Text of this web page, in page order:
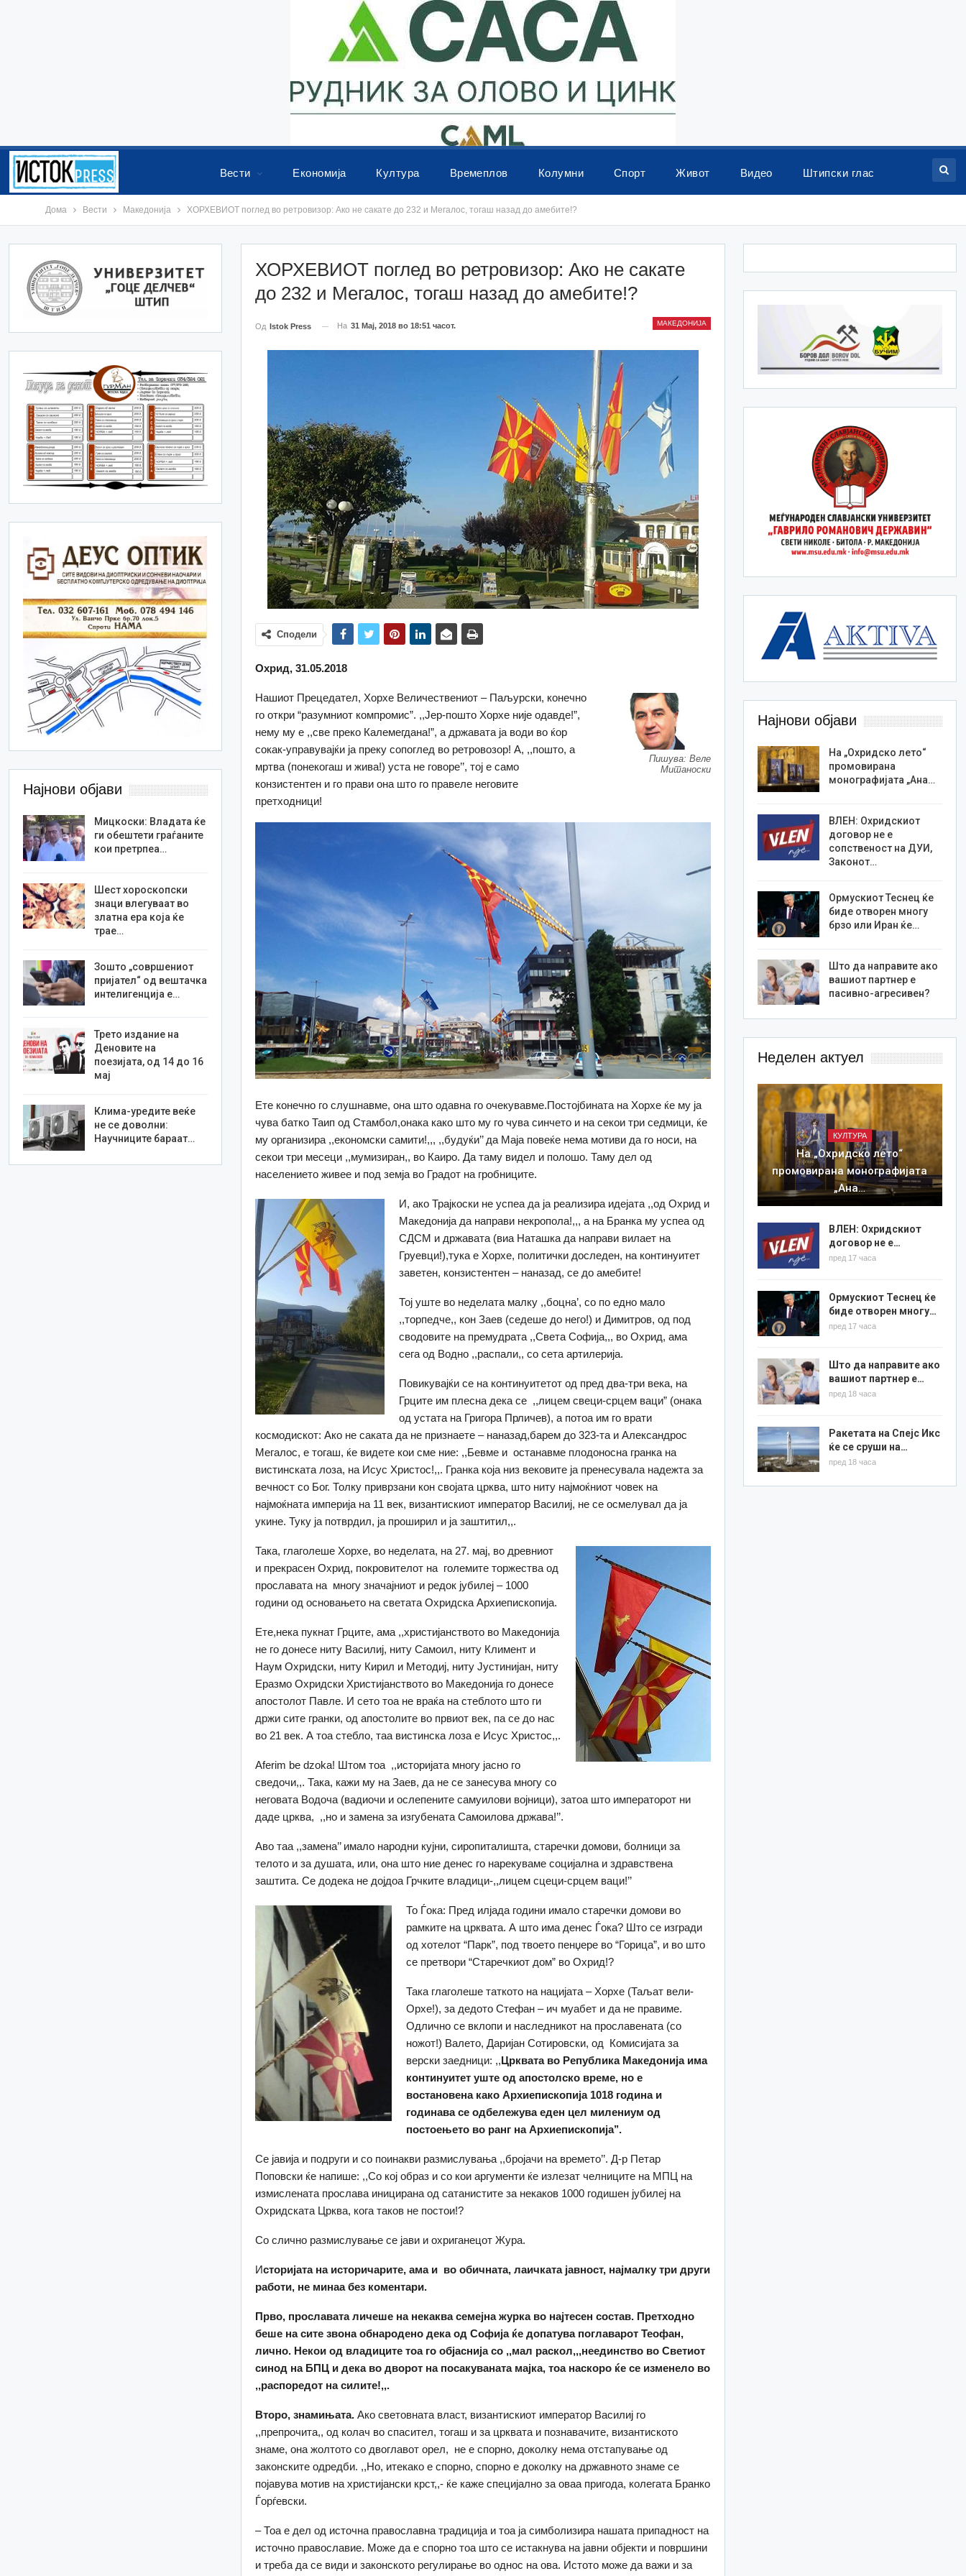
Вести Економија Култура Времеплов Колумни Спорт Живот Видео Штипски глас
Дома Вести Македонија ХОРХЕВИОТ поглед во ретровизор: Ако не сакате до 232 и Мегалос, тогаш назад до амебите!?
ХОРХЕВИОТ поглед во ретровизор: Ако не сакате
до 232 и Мегалос, тогаш назад до амебите!?
МАКЕДОНИЈА
Од Istok Press На 31 Мај, 2018 во 18:51 часот.
Сподели
Oхрид, 31.05.2018
Пишува: Веле
Митаноски
Нашиот Прецедател, Хорхе Величествениот – Паљурски, конечно
го откри “разумниот компромис”. ,,Јер-пошто Хорхе није одавде!”,
нему му е ,,све преко Калемегдана!”, а државата ја води во ќор
сокак-управувајќи ја преку сопоглед во ретровозор! А, ,,пошто, а
мртва (понекогаш и жива!) уста не говоре’’, тој е само
конзистентен и го прави она што го правеле неговите
претходници!
Ете конечно го слушнавме, она што одавна го очекувавме.Постојбината на Хорхе ќе му ја
чува батко Таип од Стамбол,онака како што му го чува синчето и на секои три седмици, ќе
му организира ,,економски самити!,,, ,,будуќи’’ да Маја повеќе нема мотиви да го носи, на
секои три месеци ,,мумизиран,, во Каиро. Да таму видел и полошо. Таму дел од
населението живее и под земја во Градот на гробниците.
И, ако Трајкоски не успеа да ја реализира идејата ,,од Охрид и
Македонија да направи некропола!,,, а на Бранка му успеа од
СДСМ и државата (виа Наташка да направи вилает на
Груевци!),тука е Хорхе, политички доследен, на континуитет
заветен, конзистентен – наназад, се до амебите!
Тој уште во неделата малку ,,боцна’, со по едно мало
,,торпедче,, кон Заев (седеше до него!) и Димитров, од под
сводовите на премудрата ,,Света Софија,,, во Охрид, ама
сега од Водно ,,распали,, со сета артилерија.
Повикувајќи се на континуитетот од пред два-три века, на
Грците им плесна дека се ,,лицем свеци-срцем ваци” (онака
од устата на Григора Прличев), а потоа им го врати
космодискот: Ако не саката да не признаете – наназад,барем до 323-та и Александрос
Мегалос, е тогаш, ќе видете кои сме ние: ,,Бевме и останавме плодоносна гранка на
вистинската лоза, на Исус Христос!,,. Гранка која низ вековите ја пренесувала надежта за
вечност со Бог. Толку приврзани кон својата црква, што ниту најмоќниот човек на
најмоќната империја на 11 век, византискиот император Василиј, не се осмелувал да ја
укине. Туку ја потврдил, ја проширил и ја заштитил,,.
Така, глаголеше Хорхе, во неделата, на 27. мај, во древниот
и прекрасен Охрид, покровителот на големите торжества од
прославата на многу значајниот и редок јубилеј – 1000
години од основањето на светата Охридска Архиепископија.
Ете,нека пукнат Грците, ама ,,христијанството во Македонија
не го донесе ниту Василиј, ниту Самоил, ниту Климент и
Наум Охридски, ниту Кирил и Методиј, ниту Јустинијан, ниту
Еразмо Охридски Христијанството во Македонија го донесе
апостолот Павле. И сето тоа не враќа на стеблото што ги
држи сите гранки, од апостолите во првиот век, па се до нас
во 21 век. А тоа стебло, таа вистинска лоза е Исус Христос,,.
Aferim be dzoka! Штом тоа ,,историјата многу јасно го
сведочи,,. Така, кажи му на Заев, да не се занесува многу со
неговата Водоча (вадиочи и ослепените самуилови војници), затоа што императорот ни
даде црква, ,,но и замена за изгубената Самоилова држава!’’.
Аво таа ,,замена’’ имало народни кујни, сиропиталишта, старечки домови, болници за
телото и за душата, или, она што ние денес го нарекуваме социјална и здравствена
заштита. Се додека не дојдоа Грчките владици-,,лицем сцеци-срцем ваци!’’
То Ѓока: Пред илјада години имало старечки домови во
рамките на црквата. А што има денес Ѓока? Што се изгради
од хотелот “Парк”, под твоето пенџере во “Горица”, и во што
се претвори “Старечкиот дом” во Охрид!?
Така глаголеше таткото на нацијата – Хорхе (Таљат вели-
Орхе!), за дедото Стефан – ич муабет и да не правиме.
Oдлично се вклопи и наследникот на прославената (со
ножот!) Валето, Даријан Сотировски, од Комисијата за
верски заедници: ,,Црквата во Република Македонија има
континуитет уште од апостолско време, но е
востановена како Архиепископија 1018 година и
годинава се одбележува еден цел милениум од
постоењето во ранг на Архиепископијa’’.
Се јавија и подруги и со поинакви размислувања ,,бројачи на времетo’’. Д-р Петар
Поповски ќе напише: ,,Со кој образ и со кои аргументи ќе излезат челниците на МПЦ на
измислената прослава иницирана од сатанистите за некаков 1000 годишен јубилеј на
Охридската Црква, кога таков не постои!?
Со слично размислување се јави и охриганецот Жура.
Историјата на историчарите, ама и во обичната, лаичката јавност, најмалку три други
работи, не минаа без коментари.
Прво, прославата личеше на некаква семејна журка во најтесен состав. Претходно
беше на сите звона обнародено дека од Софија ќе допатува поглаварот Теофан,
лично. Некои од владиците тоа го објаснија со ,,мал раскол,,,неединство во Светиот
синод на БПЦ и дека во дворот на посакуваната мајка, тоа наскоро ќе се изменело во
,,распоредот на силите!,,.
Второ, знамињата. Ако световната власт, византискиот император Василиј го
,,препрочита,, од колач во спасител, тогаш и за црквата и познавачите, византиското
знаме, она жолтото со двоглавот орел, не е спорно, доколку нема отстапување од
законските одредби. ,,Но, итекако е спорно, спорно е доколку на државното знаме се
појавува мотив на христијански крст,,- ќе каже специјално за оваа пригода, колегата Бранко
Ѓорѓевски.
– Тоа е дел од источна православна традиција и тоа ја симболизира нашата припадност на
источно православие. Може да е спорно тоа што се истакнува на јавни објекти и површини
и треба да се види и законското регулирање во однос на ова. Истото може да важи и за
Најнови објави
На „Охридско лето“
промовирана
монографијата „Ана…
ВЛЕН: Охридскиот
договор не е
сопственост на ДУИ,
Законот…
Ормускиот Теснец ќе
биде отворен многу
брзо или Иран ќе…
Што да направите ако
вашиот партнер е
пасивно-агресивен?
Неделен актуел
КУЛТУРА
На „Охридско лето“
промовирана монографијата
„Ана…
ВЛЕН: Охридскиот
договор не е…
пред 17 часа
Ормускиот Теснец ќе
биде отворен многу…
пред 17 часа
Што да направите ако
вашиот партнер е…
пред 18 часа
Ракетата на Спејс Икс
ќе се сруши на…
пред 18 часа
Најнови објави
Мицкоски: Владата ќе
ги обештети граѓаните
кои претрпеа…
Шест хороскопски
знаци влегуваат во
златна ера која ќе
трае…
Зошто „совршениот
пријател“ од вештачка
интелигенција е…
Трето издание на
Деновите на
поезијата, од 14 до 16
мај
Клима-уредите веќе
не се доволни:
Научниците бараат…